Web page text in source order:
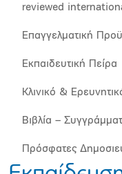
reviewed
Επαγγελματική
Εκπαιδευτική Πείρα
Κλινικό &
Βιβλία –
Πρόσφατες